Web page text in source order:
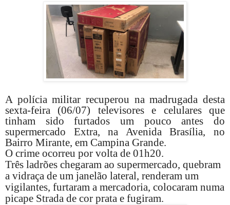
A polícia militar recuperou na madrugada desta
sexta-feira (06/07) televisores e celulares que
tinham sido furtados um pouco antes do
supermercado Extra, na Avenida Brasília, no
Bairro Mirante, em Campina Grande.
O crime ocorreu por volta de 01h20.
Três ladrões chegaram ao supermercado, quebram
a vidraça de um janelão lateral, renderam um
vigilantes, furtaram a mercadoria, colocaram numa
picape Strada de cor prata e fugiram.